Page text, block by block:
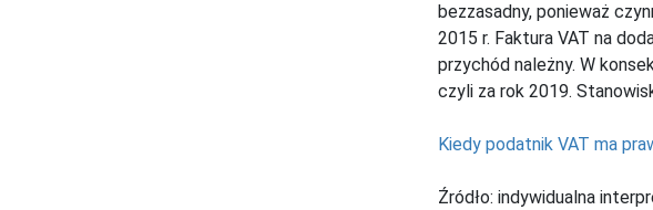
bezzasadny, ponieważ
2015 r. Faktura VAT na
przychód należny. W
czyli za rok 2019.
Kiedy podatnik VAT ma
Źródło: indywidualna